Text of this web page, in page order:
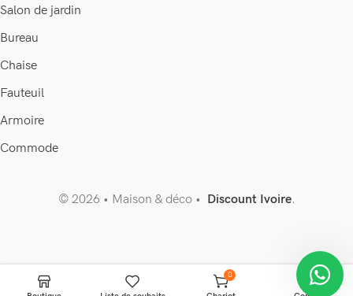
Salon de jardin
Bureau
Chaise
Fauteuil
Armoire
Commode
© 2026 • Maison & déco • Discount Ivoire.
0